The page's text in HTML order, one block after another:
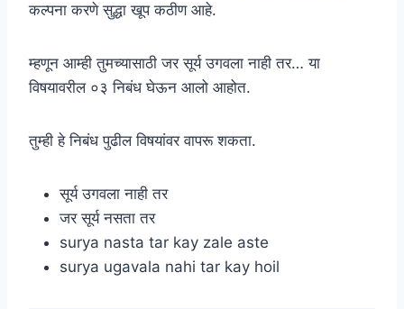
कल्पना करणे सुद्धा खूप कठीण आहे.
म्हणून आम्ही तुमच्यासाठी जर सूर्य उगवला नाही तर… या
विषयावरील ०३ निबंध घेऊन आलो आहोत.
तुम्ही हे निबंध पुढील विषयांवर वापरू शकता.
सूर्य उगवला नाही तर
जर सूर्य नसता तर
surya nasta tar kay zale aste
surya ugavala nahi tar kay hoil